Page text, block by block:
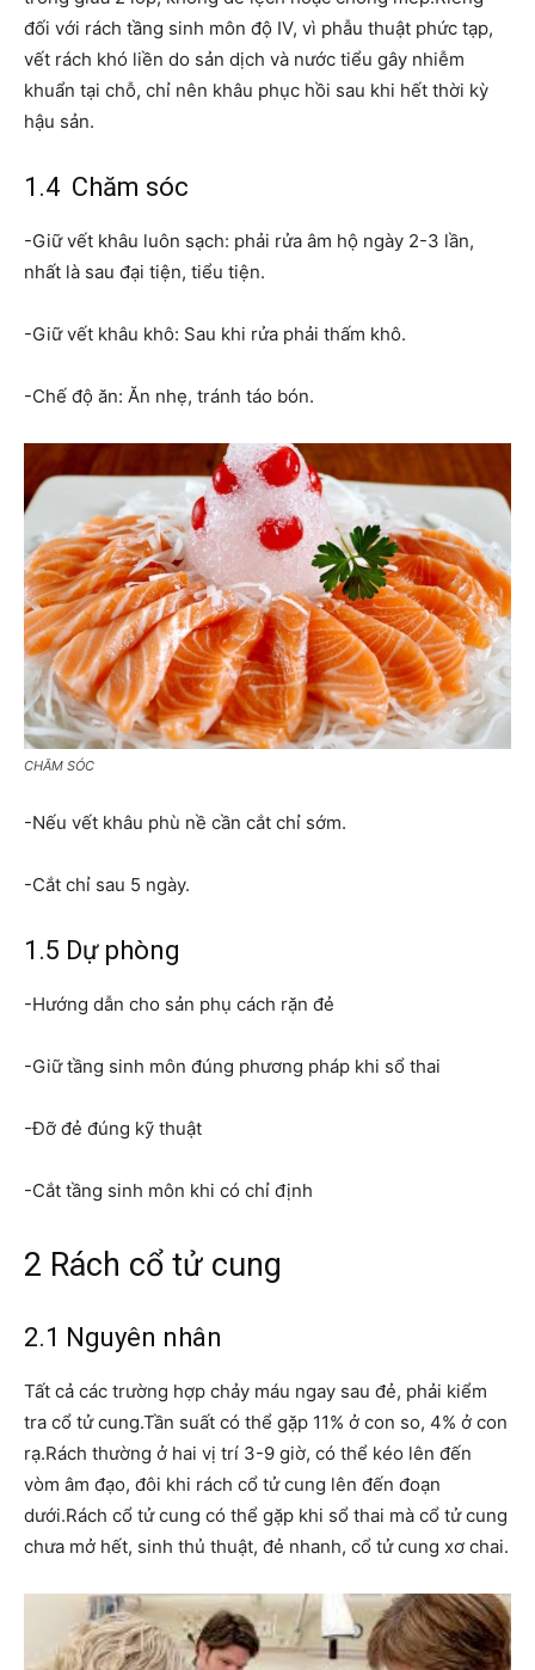
đối với rách tầng sinh môn độ IV, vì phẫu thuật phức tạp,
vết rách khó liền do sản dịch và nước tiểu gây nhiễm
khuẩn tại chỗ, chỉ nên khâu phục hồi sau khi hết thời kỳ
hậu sản.
1.4 Chăm sóc
-Giữ vết khâu luôn sạch: phải rửa âm hộ ngày 2-3 lần,
nhất là sau đại tiện, tiểu tiện.
-Giữ vết khâu khô: Sau khi rửa phải thấm khô.
-Chế độ ăn: Ăn nhẹ, tránh táo bón.
CHĂM SÓC
-Nếu vết khâu phù nề cần cắt chỉ sớm.
-Cắt chỉ sau 5 ngày.
1.5 Dự phòng
-Hướng dẫn cho sản phụ cách rặn đẻ
-Giữ tầng sinh môn đúng phương pháp khi sổ thai
-Đỡ đẻ đúng kỹ thuật
-Cắt tầng sinh môn khi có chỉ định
2 Rách cổ tử cung
2.1 Nguyên nhân
Tất cả các trường hợp chảy máu ngay sau đẻ, phải kiểm
tra cổ tử cung.Tần suất có thể gặp 11% ở con so, 4% ở con
rạ.Rách thường ở hai vị trí 3-9 giờ, có thể kéo lên đến
vòm âm đạo, đôi khi rách cổ tử cung lên đến đoạn
dưới.Rách cổ tử cung có thể gặp khi sổ thai mà cổ tử cung
chưa mở hết, sinh thủ thuật, đẻ nhanh, cổ tử cung xơ chai.